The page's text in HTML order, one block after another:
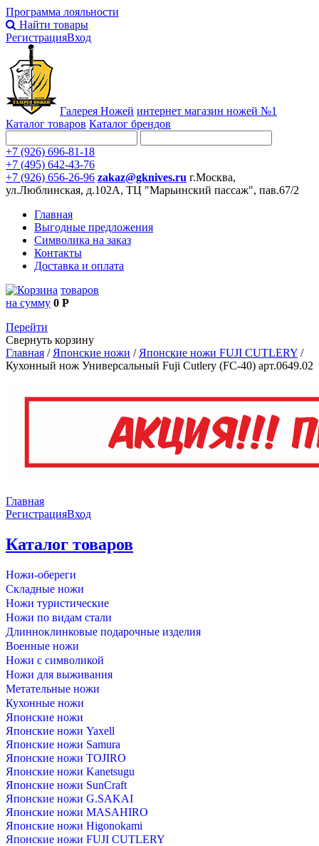
Программа лояльности
Найти товары
РегистрацияВход
Галерея Ножей интернет магазин ножей №1
Каталог товаров Каталог брендов
+7 (926) 696-81-18
+7 (495) 642-43-76
+7 (926) 656-26-96 zakaz@gknives.ru г.Москва,
ул.Люблинская, д.102А, ТЦ "Марьинский пассаж", пав.67/2
Главная
Выгодные предложения
Символика на заказ
Контакты
Доставка и оплата
товаров
на сумму 0 Р
Перейти
Свернуть корзину
Главная / Японские ножи / Японские ножи FUJI CUTLERY /
Кухонный нож Универсальный Fuji Cutlery (FC-40) арт.0649.02
Главная
РегистрацияВход
Каталог товаров
Ножи-обереги
Складные ножи
Ножи туристические
Ножи по видам стали
Длинноклинковые подарочные изделия
Военные ножи
Ножи с символикой
Ножи для выживания
Метательные ножи
Кухонные ножи
Японские ножи
Японскиe ножи Yaxell
Японские ножи Samura
Японские ножи TOJIRO
Японские ножи Kanetsugu
Японские ножи SunCraft
Японские ножи G.SAKAI
Японские ножи MASAHIRO
Японские ножи Higonokami
Японские ножи FUJI CUTLERY